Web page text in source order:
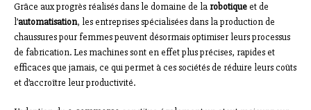
Grâce aux progrès réalisés dans le domaine de la robotiqueet de
l’automatisation, les entreprises spécialisées dans la production de
chaussures pour femmes peuvent désormais optimiser leurs processus
de fabrication. Les machines sont en effet plus précises, rapides et
efficaces que jamais, ce qui permet à ces sociétés de réduire leurs coûts
et d’accroître leur productivité.